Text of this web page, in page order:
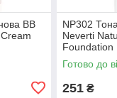
BB
NP302
Neverti
Foundation
Готово до
251 ₴